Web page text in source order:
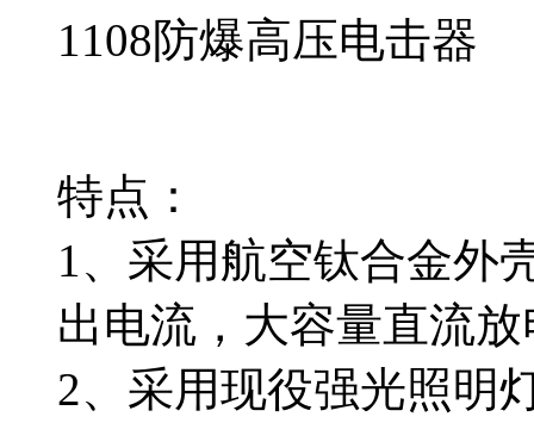
1108防爆高压电击器
特点：
1、采用航空钛合金外
出电流，大容量直流
2、采用现役强光照明